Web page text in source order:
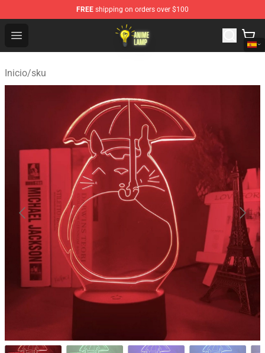
FREE shipping on orders over $100
Open menu
Anime Lamp Shop - The Best Store of Anime Lamp
Inicio/sku